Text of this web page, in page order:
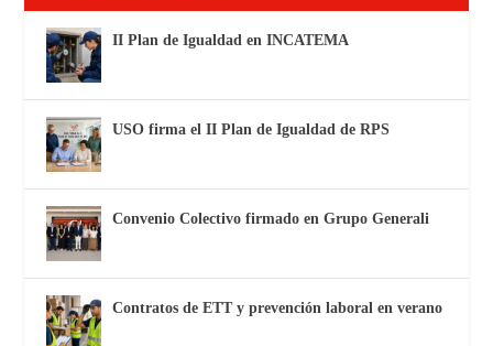
II Plan de Igualdad en INCATEMA
USO firma el II Plan de Igualdad de RPS
Convenio Colectivo firmado en Grupo Generali
Contratos de ETT y prevención laboral en verano